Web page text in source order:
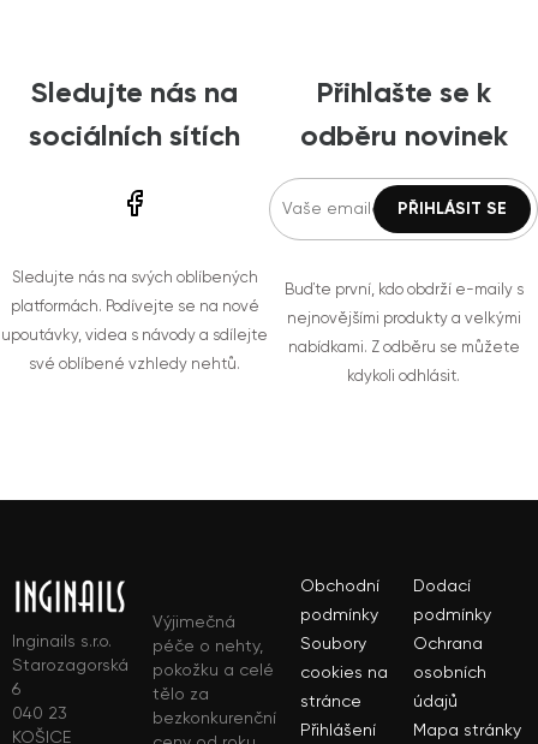
Sledujte nás na
sociálních sítích
Sledujte nás na svých oblíbených
platformách. Podívejte se na nové
upoutávky, videa s návody a sdílejte
své oblíbené vzhledy nehtů.
Přihlašte se k
odběru novinek
Buďte první, kdo obdrží e-maily s
nejnovějšími produkty a velkými
nabídkami. Z odběru se můžete
kdykoli odhlásit.
Inginails s.r.o.
Starozagorská
6
040 23
KOŠICE
Výjimečná
péče o nehty,
pokožku a celé
tělo za
bezkonkurenční
Obchodní
podmínky
Dodací
podmínky
Soubory
cookies na
stránce
Ochrana
osobních
údajů
Přihlášení
Mapa stránky